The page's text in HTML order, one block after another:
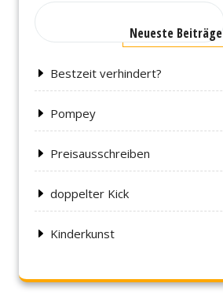
Neueste Beiträge
Bestzeit verhindert?
Pompey
Preisausschreiben
doppelter Kick
Kinderkunst